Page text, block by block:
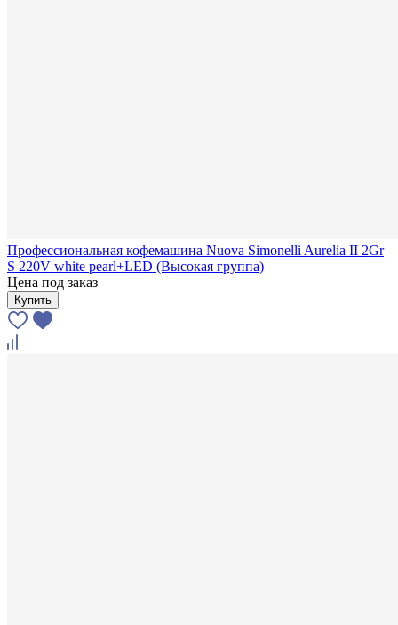
Профессиональная кофемашина Nuova Simonelli Aurelia II 2Gr
S 220V white pearl+LED (Высокая группа)
Цена под заказ
Купить